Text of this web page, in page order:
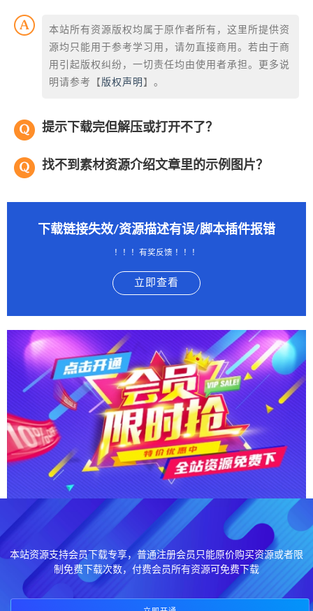
本站所有资源版权均属于原作者所有，这里所提供资
源均只能用于参考学习用，请勿直接商用。若由于商
用引起版权纠纷，一切责任均由使用者承担。更多说
明请参考【 版权声明 】。
提示下载完但解压或打开不了？
找不到素材资源介绍文章里的示例图片？
下载链接失效/资源描述有误/脚本插件报错
！！！有奖反馈 ！！！
立即查看
本站资源支持会员下载专享，普通注册会员只能原价购买资源或者限
制免费下载次数，付费会员所有资源可免费下载